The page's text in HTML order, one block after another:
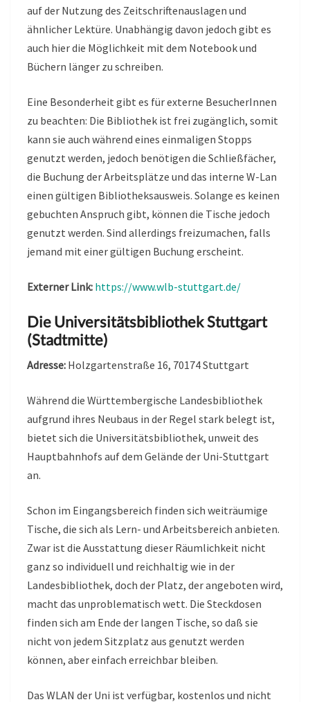
auf der Nutzung des Zeitschriftenauslagen und
ähnlicher Lektüre. Unabhängig davon jedoch gibt es
auch hier die Möglichkeit mit dem Notebook und
Büchern länger zu schreiben.
Eine Besonderheit gibt es für externe BesucherInnen
zu beachten: Die Bibliothek ist frei zugänglich, somit
kann sie auch während eines einmaligen Stopps
genutzt werden, jedoch benötigen die Schließfächer,
die Buchung der Arbeitsplätze und das interne W-Lan
einen gültigen Bibliotheksausweis. Solange es keinen
gebuchten Anspruch gibt, können die Tische jedoch
genutzt werden. Sind allerdings freizumachen, falls
jemand mit einer gültigen Buchung erscheint.
Externer Link: https://www.wlb-stuttgart.de/
Die Universitätsbibliothek Stuttgart
(Stadtmitte)
Adresse: Holzgartenstraße 16, 70174 Stuttgart
Während die Württembergische Landesbibliothek
aufgrund ihres Neubaus in der Regel stark belegt ist,
bietet sich die Universitätsbibliothek, unweit des
Hauptbahnhofs auf dem Gelände der Uni-Stuttgart
an.
Schon im Eingangsbereich finden sich weiträumige
Tische, die sich als Lern- und Arbeitsbereich anbieten.
Zwar ist die Ausstattung dieser Räumlichkeit nicht
ganz so individuell und reichhaltig wie in der
Landesbibliothek, doch der Platz, der angeboten wird,
macht das unproblematisch wett. Die Steckdosen
finden sich am Ende der langen Tische, so daß sie
nicht von jedem Sitzplatz aus genutzt werden
können, aber einfach erreichbar bleiben.
Das WLAN der Uni ist verfügbar, kostenlos und nicht